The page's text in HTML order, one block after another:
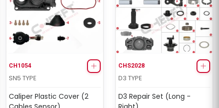
CH1054
SN5 TYPE
Caliper Plastic Cover (2
CHS2028
D3 TYPE
D3 Repair Set (Long -